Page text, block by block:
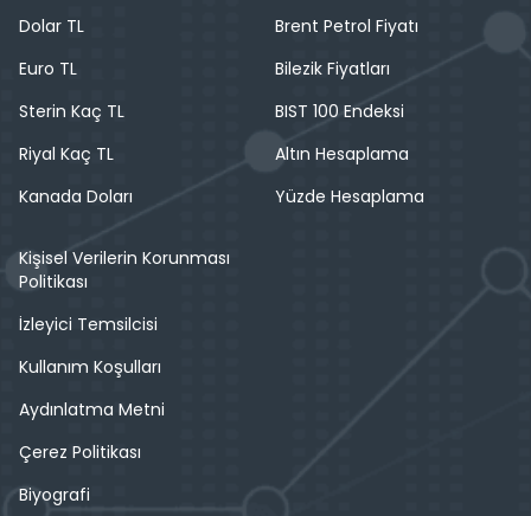
Dolar TL
Euro TL
Sterin Kaç TL
Riyal Kaç TL
Kanada Doları
Brent Petrol Fiyatı
Bilezik Fiyatları
BIST 100 Endeksi
Altın Hesaplama
Yüzde Hesaplama
Kişisel Verilerin Korunması
Politikası
İzleyici Temsilcisi
Kullanım Koşulları
Aydınlatma Metni
Çerez Politikası
Biyografi